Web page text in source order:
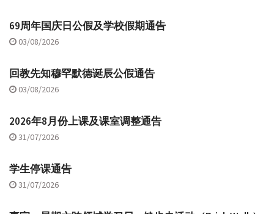
69周年国庆日公假及学校假期通告
03/08/2026
回教先知穆罕默德诞辰公假通告
03/08/2026
2026年8月份上课及课室调整通告
31/07/2026
学生停课通告
31/07/2026